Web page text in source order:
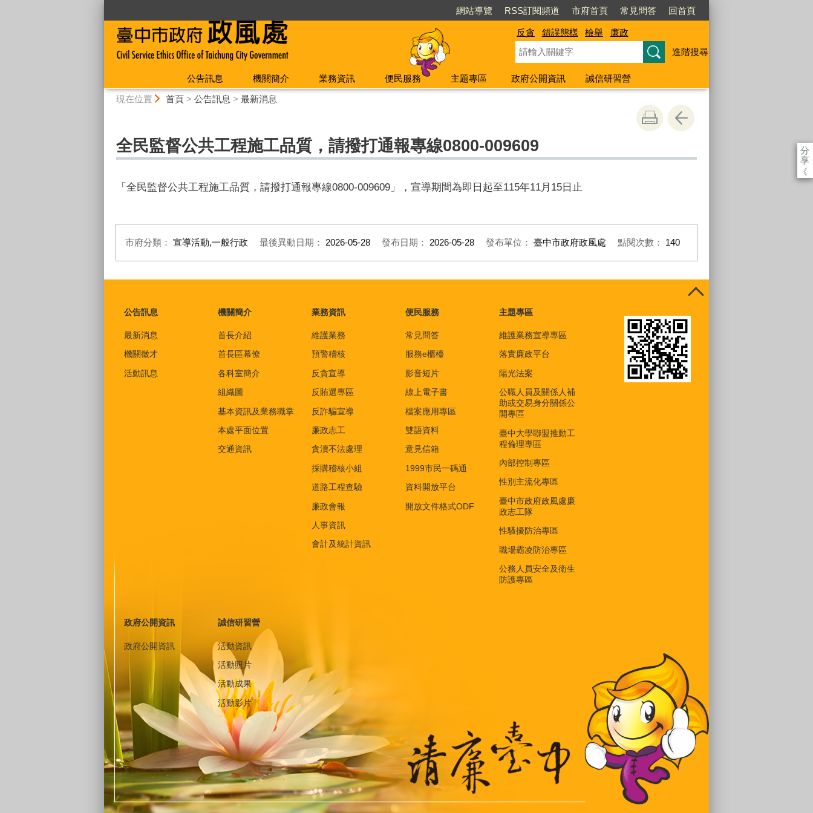
網站導覽 RSS訂閱頻道 市府首頁 常見問答 回首頁
反貪 錯誤態樣 檢舉
廉政
進階搜尋
公告訊息 機關簡介 業務資訊 便民服務 主題專區 政府公開資訊
誠信研習營
現在位置 首頁> 公告訊息 > 最新消息
分
享
《
全民監督公共工程施工品質，請撥打通報專線0800-009609
「全民監督公共工程施工品質，請撥打通報專線0800-009609」，宣導期間為即日起至115年11月15日止
市府分類： 宣導活動,一般行政 最後異動日期： 2026-05-28 發布日期： 2026-05-28 發布單位： 臺中市政府政風處 點閱次數： 140
公告訊息
最新消息
機關徵才
活動訊息
機關簡介
首長介紹
首長區幕僚
各科室簡介
組織圖
基本資訊及業務職掌
本處平面位置
交通資訊
業務資訊
維護業務
預警稽核
反貪宣導
反賄選專區
反詐騙宣導
廉政志工
貪瀆不法處理
採購稽核小組
道路工程查驗
廉政會報
人事資訊
會計及統計資訊
便民服務
常見問答
服務e櫃檯
影音短片
線上電子書
檔案應用專區
雙語資料
意見信箱
1999市民一碼通
資料開放平台
開放文件格式ODF
主題專區
維護業務宣導專區
落實廉政平台
陽光法案
公職人員及關係人補
助或交易身分關係公
開專區
臺中大學聯盟推動工
程倫理專區
內部控制專區
性別主流化專區
臺中市政府政風處廉
政志工隊
性騷擾防治專區
職場霸凌防治專區
公務人員安全及衛生
防護專區
政府公開資訊
政府公開資訊
誠信研習營
活動資訊
活動照片
活動成果
活動影片